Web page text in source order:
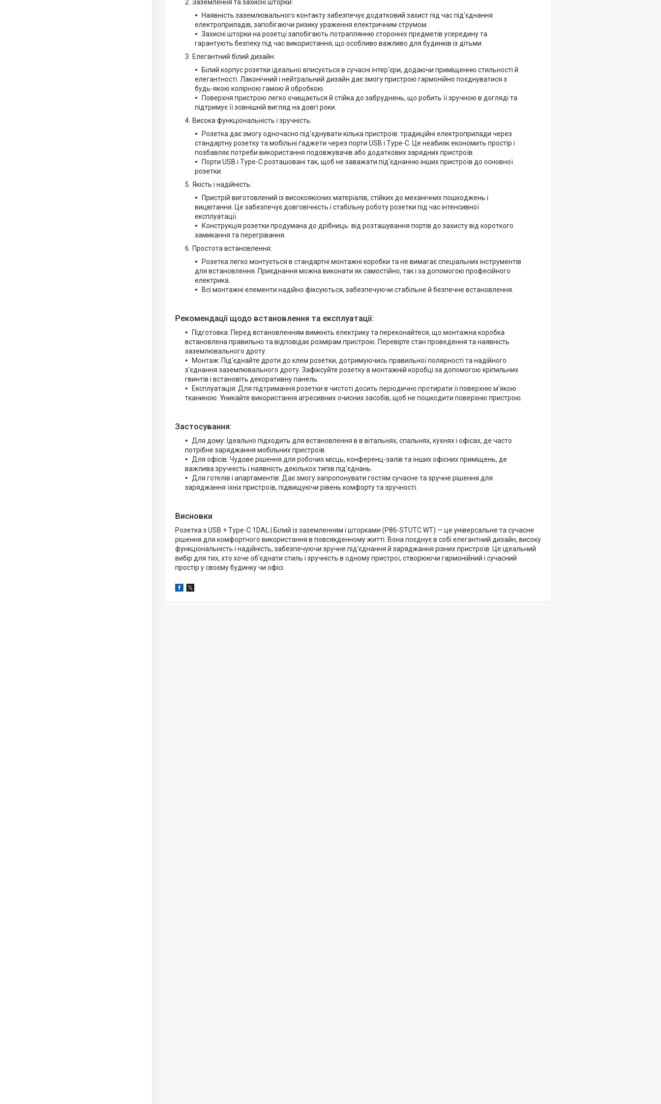
Заземлення та захисні шторки:
Наявність заземлювального контакту забезпечує додатковий захист під час під'єднання
електроприладів, запобігаючи ризику ураження електричним струмом.
Захисні шторки на розетці запобігають потраплянню сторонніх предметів усередину та
гарантують безпеку під час використання, що особливо важливо для будинків із дітьми.
Елегантний білий дизайн:
Білий корпус розетки ідеально вписується в сучасні інтер'єри, додаючи приміщенню стильності й
елегантності. Лаконічний і нейтральний дизайн дає змогу пристрою гармонійно поєднуватися з
будь-якою колірною гамою й обробкою.
Поверхня пристрою легко очищається й стійка до забруднень, що робить її зручною в догляді та
підтримує її зовнішній вигляд на довгі роки.
Висока функціональність і зручність:
Розетка дає змогу одночасно під'єднувати кілька пристроїв: традиційні електроприлади через
стандартну розетку та мобільні ґаджети через порти USB і Type-C. Це неабияк економить простір і
позбавляє потреби використання подовжувачів або додаткових зарядних пристроїв.
Порти USB і Type-C розташовані так, щоб не заважати під'єднанню інших пристроїв до основної
розетки.
Якість і надійність:
Пристрій виготовлений із високоякісних матеріалів, стійких до механічних пошкоджень і
вицвітання. Це забезпечує довговічність і стабільну роботу розетки під час інтенсивної
експлуатації.
Конструкція розетки продумана до дрібниць: від розташування портів до захисту від короткого
замикання та перегрівання.
Простота встановлення:
Розетка легко монтується в стандартні монтажні коробки та не вимагає спеціальних інструментів
для встановлення. Приєднання можна виконати як самостійно, так і за допомогою професійного
електрика.
Всі монтажні елементи надійно фіксуються, забезпечуючи стабільне й безпечне встановлення.
Рекомендації щодо встановлення та експлуатації:
Підготовка: Перед встановленням вимкніть електрику та переконайтеся, що монтажна коробка
встановлена правильно та відповідає розмірам пристрою. Перевірте стан проведення та наявність
заземлювального дроту.
Монтаж: Під'єднайте дроти до клем розетки, дотримуючись правильної полярності та надійного
з'єднання заземлювального дроту. Зафіксуйте розетку в монтажній коробці за допомогою кріпильних
гвинтів і встановіть декоративну панель.
Експлуатація: Для підтримання розетки в чистоті досить періодично протирати її поверхню м'якою
тканиною. Уникайте використання агресивних очисних засобів, щоб не пошкодити поверхню пристрою.
Застосування:
Для дому: Ідеально підходить для встановлення в в вітальнях, спальнях, кухнях і офісах, де часто
потрібне заряджання мобільних пристроїв.
Для офісів: Чудове рішення для робочих місць, конференц-залів та інших офісних приміщень, де
важлива зручність і наявність декількох типів під'єднань.
Для готелів і апартаментів: Дає змогу запропонувати гостям сучасне та зручне рішення для
заряджання їхніх пристроїв, підвищуючи рівень комфорту та зручності.
Висновки
Розетка з USB + Type-C 1DAL | Білий із заземленням і шторками (P86-STUTC.WT) — це універсальне та сучасне
рішення для комфортного використання в повсякденному житті. Вона поєднує в собі елегантний дизайн, високу
функціональність і надійність, забезпечуючи зручне під'єднання й заряджання різних пристроїв. Це ідеальний
вибір для тих, хто хоче об'єднати стиль і зручність в одному пристрої, створюючи гармонійний і сучасний
простір у своєму будинку чи офісі.